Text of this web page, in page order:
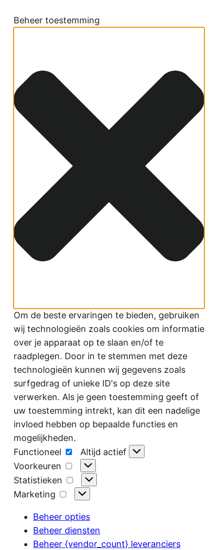
Beheer toestemming
Om de beste ervaringen te bieden, gebruiken
wij technologieën zoals cookies om informatie
over je apparaat op te slaan en/of te
raadplegen. Door in te stemmen met deze
technologieën kunnen wij gegevens zoals
surfgedrag of unieke ID's op deze site
verwerken. Als je geen toestemming geeft of
uw toestemming intrekt, kan dit een nadelige
invloed hebben op bepaalde functies en
mogelijkheden.
Functioneel
Functioneel
Altijd actief
Voorkeuren
Voorkeuren
Statistieken
Statistieken
Marketing
Marketing
Beheer opties
Beheer diensten
Beheer {vendor_count} leveranciers